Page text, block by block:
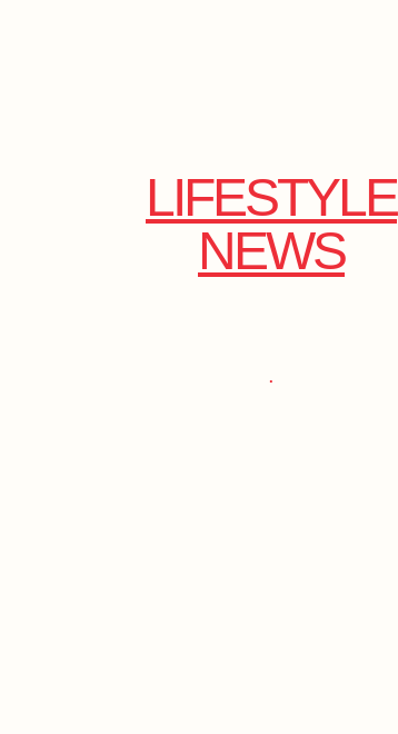
LIFESTYLE
NEWS
.